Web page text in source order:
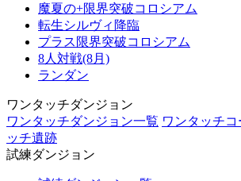
魔夏の+限界突破コロシアム
転生シルヴィ降臨
プラス限界突破コロシアム
8人対戦(8月)
ランダン
ワンタッチダンジョン
ワンタッチダンジョン一覧 ワンタッチ
ッチ遺跡
試練ダンジョン